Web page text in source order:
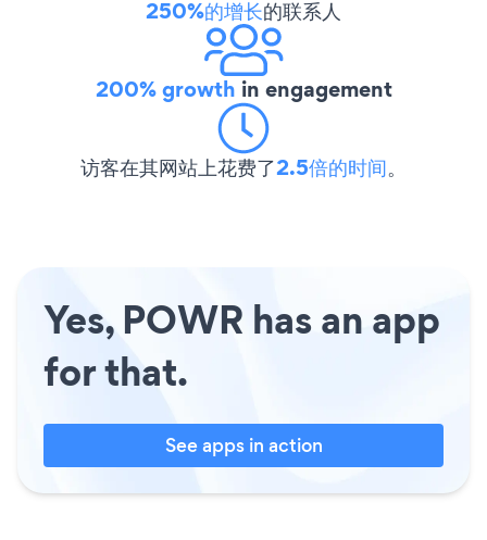
250%的增长的联系人
200% growth in engagement
访客在其网站上花费了2.5倍的时间。
Yes, POWR has an app
for that.
See apps in action